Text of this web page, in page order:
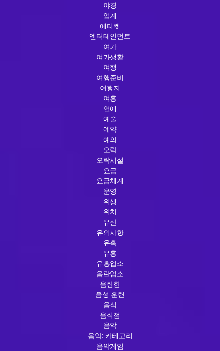
야경
업계
에티켓
엔터테인먼트
여가
여가생활
여행
여행준비
여행지
여흥
연애
예술
예약
예의
오락
오락시설
요금
요금체계
운영
위생
위치
유산
유의사항
유혹
유흥
유흥업소
음란업소
음란한
음성 훈련
음식
음식점
음악
음악: 카테고리
음악게임